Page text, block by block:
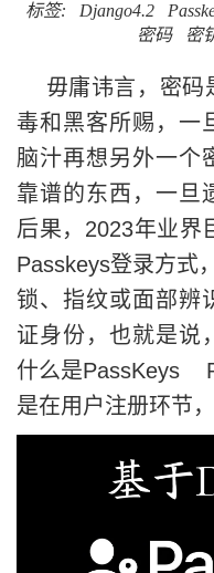
标签: Django4.2
密码
密
毋庸讳言，密码
毒和黑客所赐，一
脑汁再想另外一个
靠谱的东西，一旦
后果，2023年业界
Passkeys登录方式
锁、指纹或面部辨
证身份，也就是
什么是PassKeys
是在用户注册环节